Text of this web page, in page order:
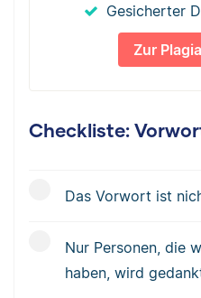
Gesicherter
Zur
Checkliste:
Das Vorwort ist
Nur Personen, die
haben, wird